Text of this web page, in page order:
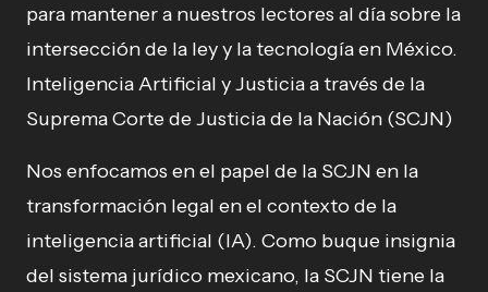
para mantener a nuestros lectores al día sobre la
intersección de la ley y la tecnología en México.
Inteligencia Artificial y Justicia a través de la
Suprema Corte de Justicia de la Nación (SCJN)
Nos enfocamos en el papel de la SCJN en la
transformación legal en el contexto de la
inteligencia artificial (IA). Como buque insignia
del sistema jurídico mexicano, la SCJN tiene la